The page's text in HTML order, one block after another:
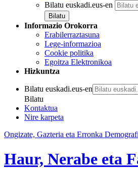
Bilatu euskadi.eus-en
Informazio Orokorra
Erabilerraztasuna
Lege-informazioa
Cookie politika
Egoitza Elektronikoa
Hizkuntza
Bilatu euskadi.eus-en
Bilatu
Kontaktua
Nire karpeta
Ongizate, Gazteria eta Erronka
Haur, Nerabe eta